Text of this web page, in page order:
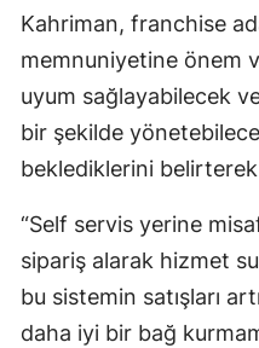
Kahriman, franchise
memnuniyetine önem
uyum sağlayabilecek
bir şekilde
beklediklerini belirterek
“Self servis yerine
sipariş alarak hizmet
bu sistemin satışları
daha iyi bir bağ